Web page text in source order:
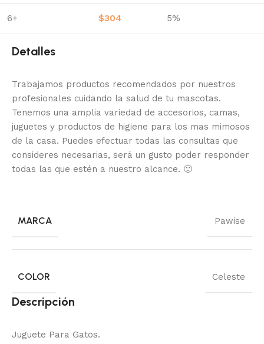
6+ $304 5%
Detalles
Trabajamos productos recomendados por nuestros
profesionales cuidando la salud de tu mascotas.
Tenemos una amplia variedad de accesorios, camas,
juguetes y productos de higiene para los mas mimosos
de la casa. Puedes efectuar todas las consultas que
consideres necesarias, será un gusto poder responder
todas las que estén a nuestro alcance. 🙂
MARCA Pawise
COLOR Celeste
Descripción
Juguete Para Gatos.